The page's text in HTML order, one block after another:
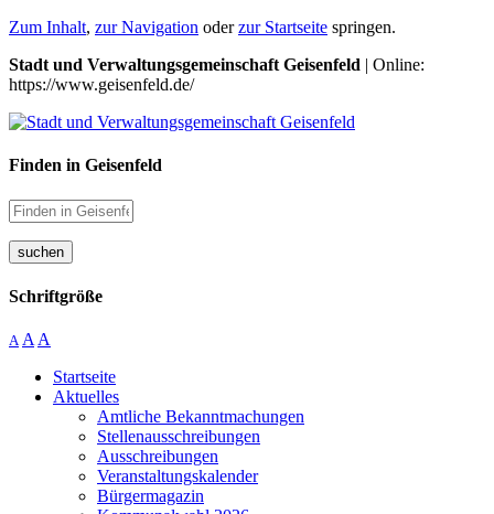
Zum Inhalt, zur Navigation oderzur Startseite springen.
Stadt und Verwaltungsgemeinschaft Geisenfeld | Online:
https://www.geisenfeld.de/
Finden in Geisenfeld
suchen
Schriftgröße
A A A
Startseite
Aktuelles
Amtliche Bekanntmachungen
Stellenausschreibungen
Ausschreibungen
Veranstaltungskalender
Bürgermagazin